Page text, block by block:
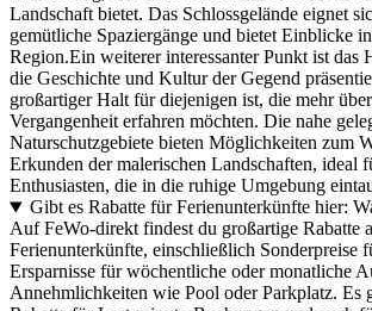
Landschaft bietet. Das Schlossgelände eignet
gemütliche Spaziergänge und bietet Einblicke
Region.Ein weiterer interessanter Punkt ist das
die Geschichte und Kultur der Gegend
großartiger Halt für diejenigen ist, die mehr
Vergangenheit erfahren möchten. Die nahe
Naturschutzgebiete bieten Möglichkeiten zum
Erkunden der malerischen Landschaften, ideal
Enthusiasten, die in die ruhige Umgebung
Gibt es Rabatte für Ferienunterkünfte hier:
Auf FeWo-direkt findest du großartige Rabatte
Ferienunterkünfte, einschließlich Sonderpreise
Ersparnisse für wöchentliche oder monatliche
Annehmlichkeiten wie Pool oder Parkplatz. Es